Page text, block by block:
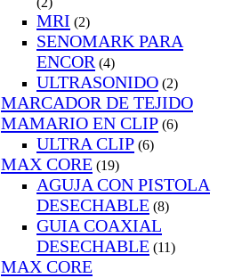
MRI (2)
SENOMARK PARA
ENCOR (4)
ULTRASONIDO (2)
MARCADOR DE TEJIDO
MAMARIO EN CLIP (6)
ULTRA CLIP (6)
MAX CORE (19)
AGUJA CON PISTOLA
DESECHABLE (8)
GUIA COAXIAL
DESECHABLE (11)
MAX CORE